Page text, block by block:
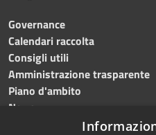
Governance
Calendari raccolta
Consigli utili
Amministrazione trasparente
Piano d'ambito
News